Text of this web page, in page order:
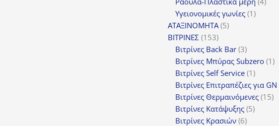
Υγειονομικές γωνίες 11
ΑΤΑΞΙΝΟΜΗΤΑ 55
ΒΙΤΡΙΝΕΣ 153153
προϊόντα
Βιτρίνες Back Bar 33
προϊόντα
Βιτρίνες Mπύρας Subzero 11
Βιτρίνες Self Service 11
προϊόν
Βιτρίνες Επιτραπέζιες για GN
Βιτρίνες Θερμαινόμενες 1515
Βιτρίνες Κατάψυξης 55
Βιτρίνες Κρασιών 66